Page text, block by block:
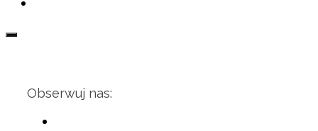
Obserwuj nas: